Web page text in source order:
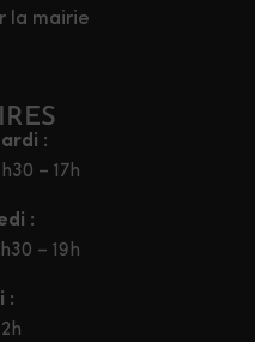
la mairie
:
– 17h
:
– 19h
: